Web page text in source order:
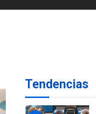
Tendencias